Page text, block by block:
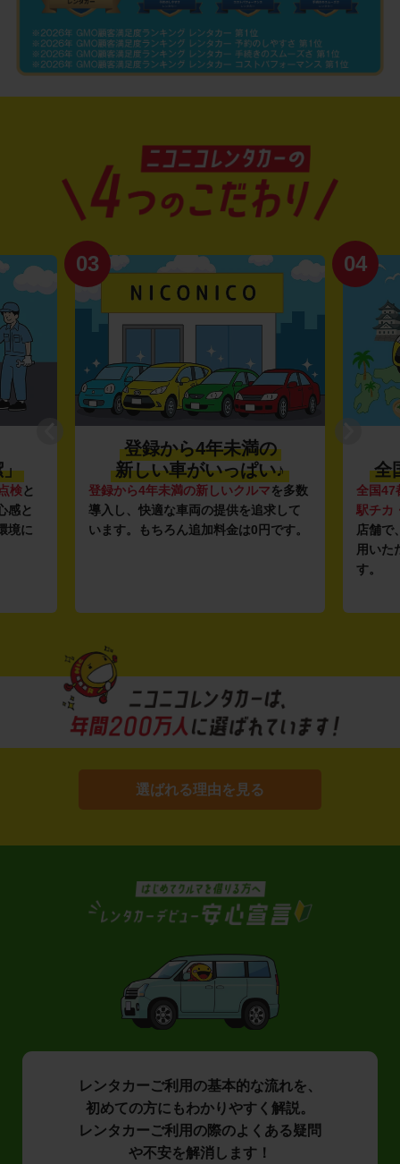
♪
を多数
して
す。
04
利便性抜群★
全国約1,500店舗を展開
全国47都道府県に1,500店舗 を展開し、
駅チカ・空港周辺の店舗や24時間営業
店舗で、いつでもどこでも気軽にご利
01
安さの
ガソリ
ンフラ
し、
ルな価
選ばれる理由を見る
レンタカーご利用の基本的な流れを、
初めての方にもわかりやすく解説。
レンタカーご利用の際のよくある疑問
や不安を解消します！